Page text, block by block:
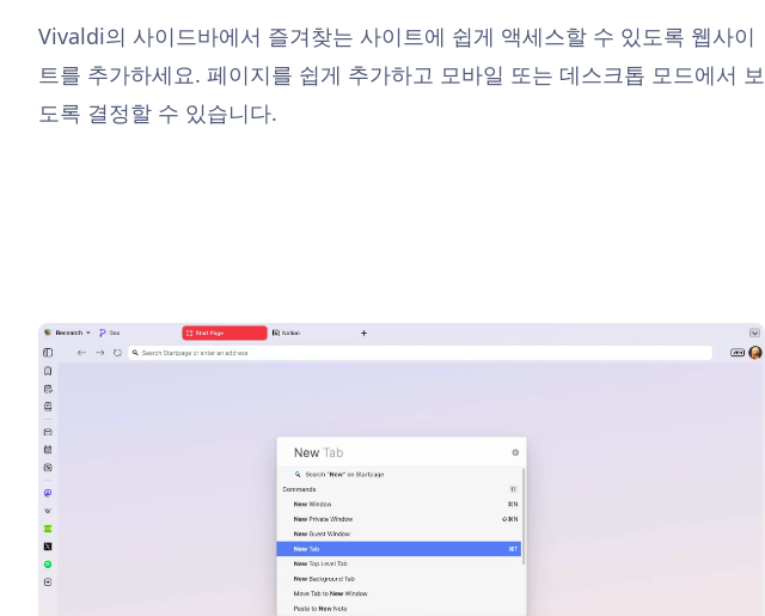
Vivaldi의 사이드바에서 즐겨찾는 사이트에 쉽게 액세스할 수 있도록 웹사이
트를 추가하세요. 페이지를 쉽게 추가하고 모바일 또는 데스크톱 모드에서 보
도록 결정할 수 있습니다.